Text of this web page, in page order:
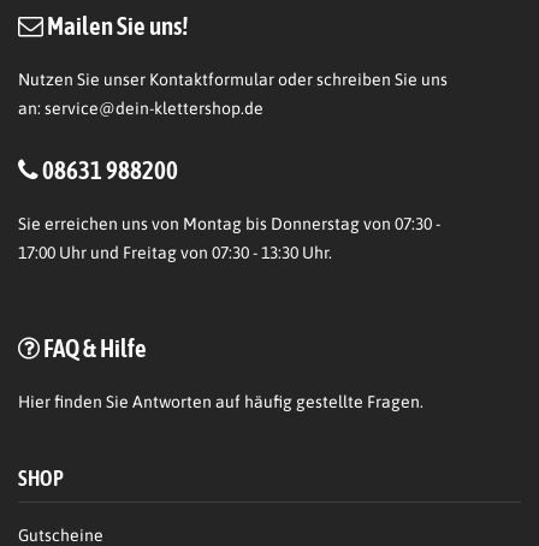
Mailen Sie uns!
Nutzen Sie unser Kontaktformular oder schreiben Sie uns
an: service@dein-klettershop.de
08631 988200
Sie erreichen uns von Montag bis Donnerstag von 07:30 -
17:00 Uhr und Freitag von 07:30 - 13:30 Uhr.
FAQ & Hilfe
Hierfinden Sie Antworten auf häufig gestellte Fragen.
SHOP
Gutscheine